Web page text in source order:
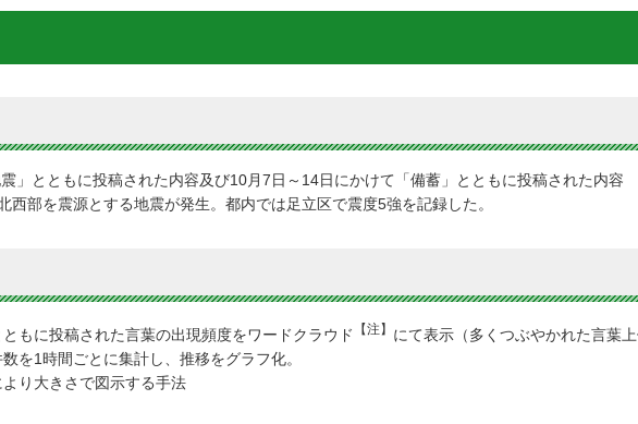
」とともに投稿された内容及び10月7日～14日にかけて「備蓄」とともに投稿された内容
部を震源とする地震が発生。都内では足立区で震度5強を記録した。
もに投稿された言葉の出現頻度をワードクラウド 【注】 にて表示（多くつぶやかれた言葉
を1時間ごとに集計し、推移をグラフ化。
より大きさで図示する手法